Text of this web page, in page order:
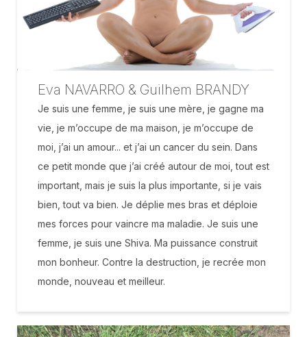
Eva NAVARRO & Guilhem BRANDY
Je suis une femme, je suis une mère, je gagne ma
vie, je m’occupe de ma maison, je m’occupe de
moi, j’ai un amour... et j’ai un cancer du sein. Dans
ce petit monde que j’ai créé autour de moi, tout est
important, mais je suis la plus importante, si je vais
bien, tout va bien. Je déplie mes bras et déploie
mes forces pour vaincre ma maladie. Je suis une
femme, je suis une Shiva. Ma puissance construit
mon bonheur. Contre la destruction, je recrée mon
monde, nouveau et meilleur.